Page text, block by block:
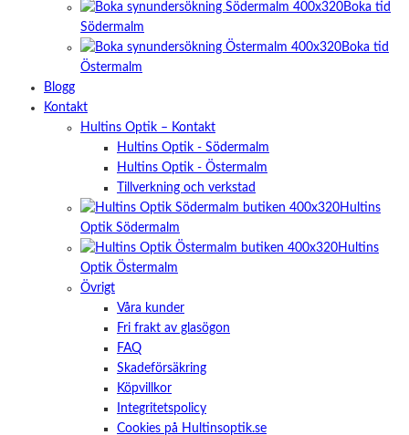
Boka tid
Södermalm
Boka tid
Östermalm
Blogg
Kontakt
Hultins Optik – Kontakt
Hultins Optik - Södermalm
Hultins Optik - Östermalm
Tillverkning och verkstad
Hultins
Optik Södermalm
Hultins
Optik Östermalm
Övrigt
Våra kunder
Fri frakt av glasögon
FAQ
Skadeförsäkring
Köpvillkor
Integritetspolicy
Cookies på Hultinsoptik.se